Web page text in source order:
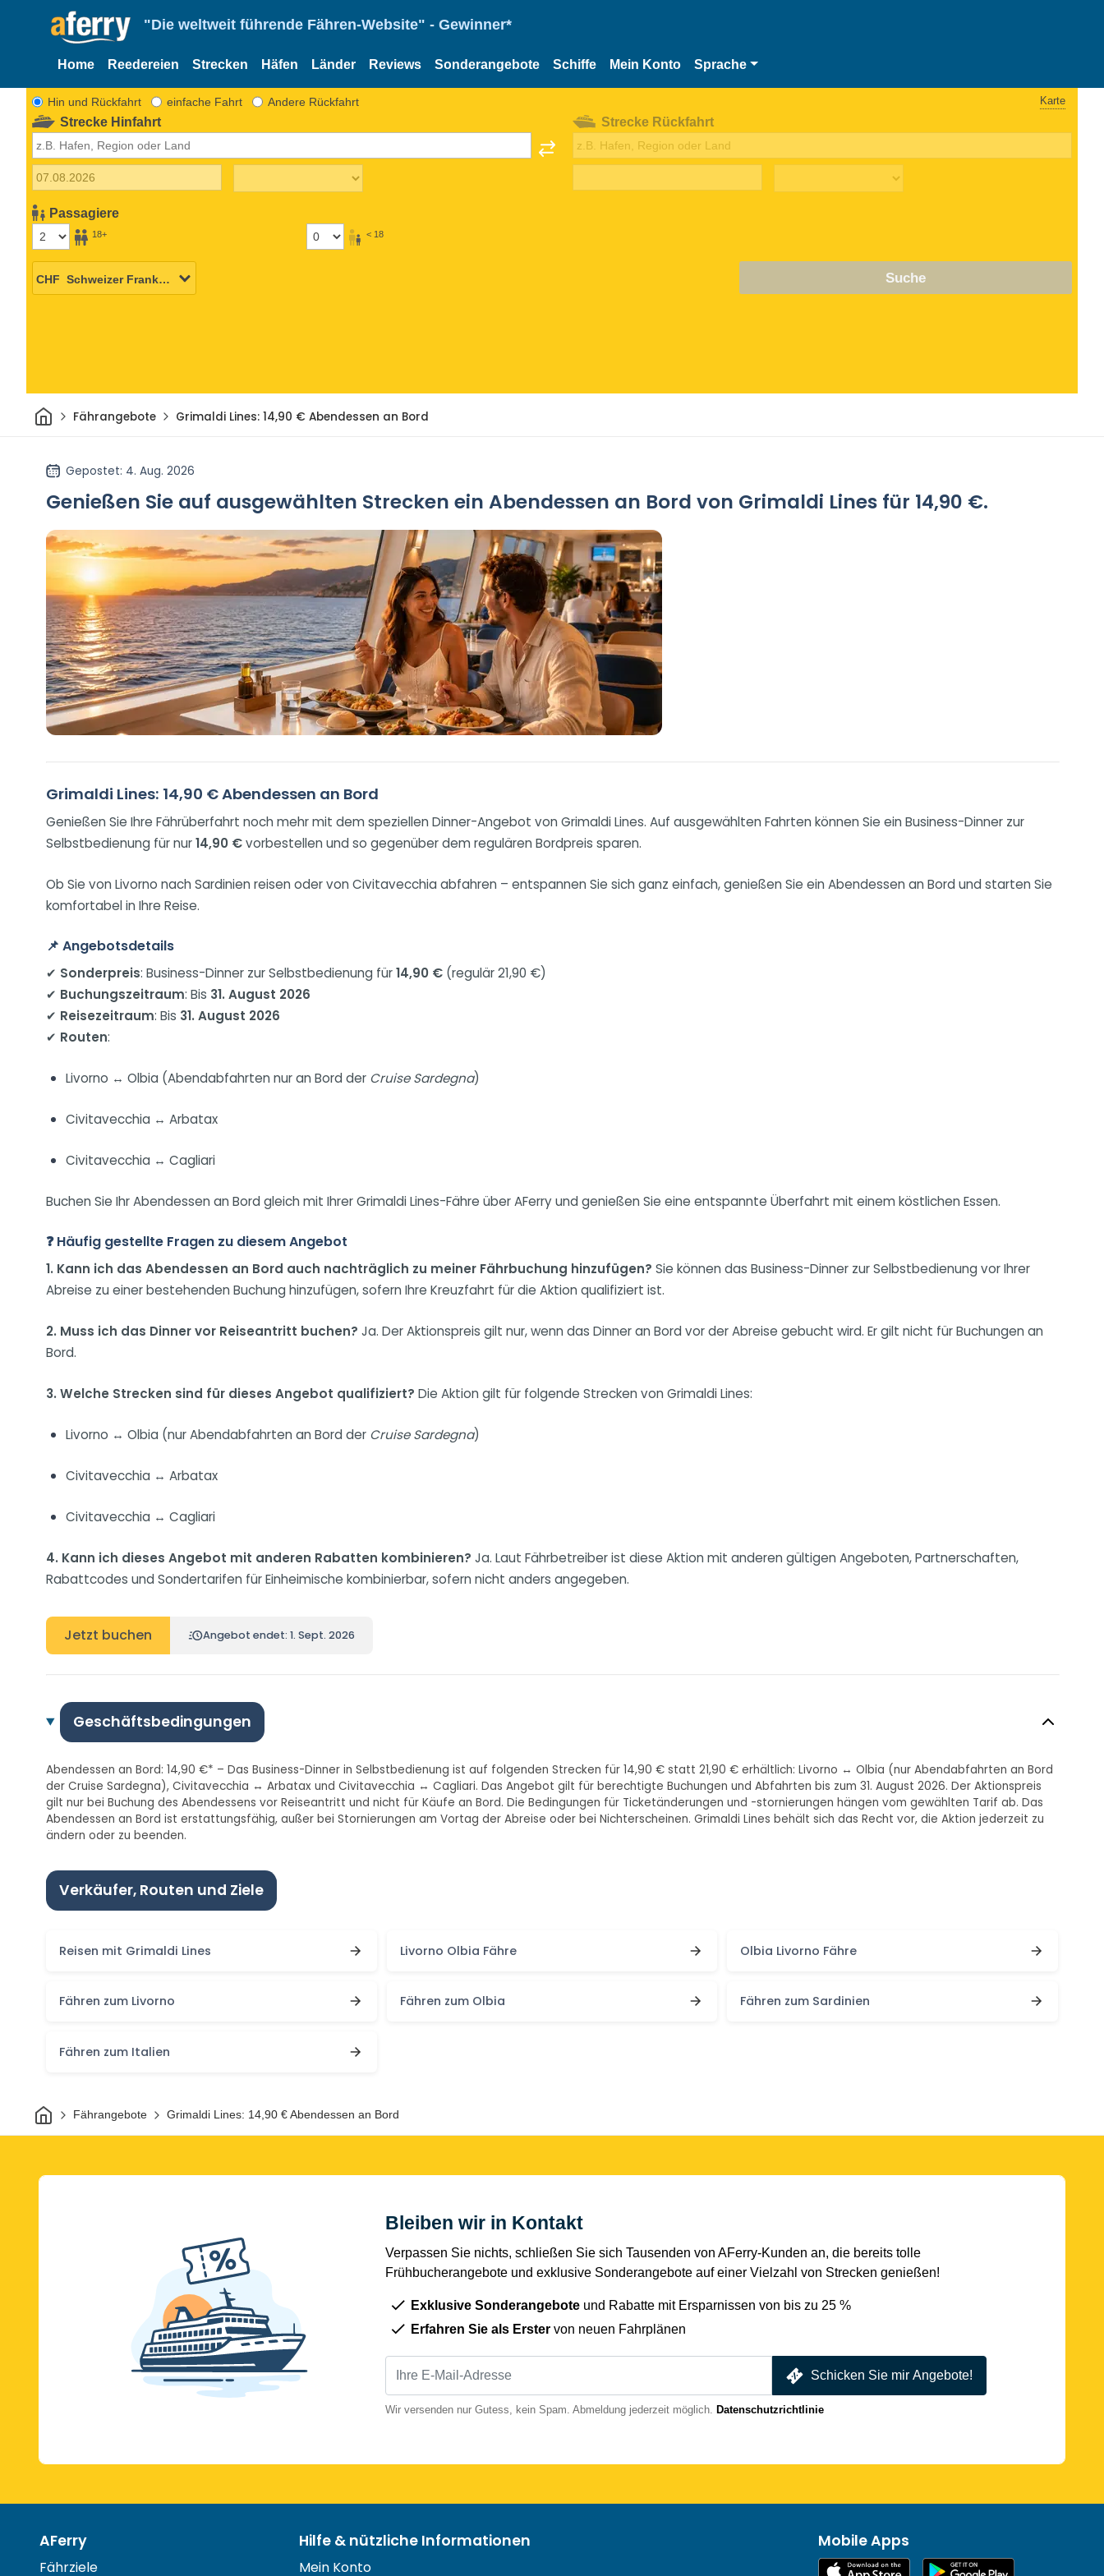
"Die weltweit führende Fähren-Website" - Gewinner*
Home Reedereien Strecken Häfen Länder Reviews Sonderangebote Schiffe Mein Konto Sprache
Hin und Rückfahrt einfache Fahrt Andere Rückfahrt Karte
Strecke Hinfahrt
Passagiere
18+ < 18
Strecke Rückfahrt
Suche
HeimFährangebote Grimaldi Lines: 14,90 € Abendessen an Bord
Gepostet: 4. Aug. 2026
Genießen Sie auf ausgewählten Strecken ein Abendessen an Bord von Grimaldi Lines für 14,90 €.
Grimaldi Lines: 14,90 € Abendessen an Bord
Genießen Sie Ihre Fährüberfahrt noch mehr mit dem speziellen Dinner-Angebot von Grimaldi Lines. Auf ausgewählten Fahrten können Sie ein Business-Dinner zur
Selbstbedienung für nur14,90 €vorbestellen und so gegenüber dem regulären Bordpreis sparen.
Ob Sie von Livorno nach Sardinien reisen oder von Civitavecchia abfahren – entspannen Sie sich ganz einfach, genießen Sie ein Abendessen an Bord und starten Sie
komfortabel in Ihre Reise.
📌 Angebotsdetails
✔ Sonderpreis: Business-Dinner zur Selbstbedienung für14,90 € (regulär 21,90 €)
✔ Buchungszeitraum: Bis 31. August 2026
✔ Reisezeitraum: Bis 31. August 2026
✔ Routen:
Livorno ↔ Olbia (Abendabfahrten nur an Bord der Cruise Sardegna)
Civitavecchia ↔ Arbatax
Civitavecchia ↔ Cagliari
Buchen Sie Ihr Abendessen an Bord gleich mit Ihrer Grimaldi Lines-Fähre über AFerry und genießen Sie eine entspannte Überfahrt mit einem köstlichen Essen.
❓ Häufig gestellte Fragen zu diesem Angebot
1. Kann ich das Abendessen an Bord auch nachträglich zu meiner Fährbuchung hinzufügen? Sie können das Business-Dinner zur Selbstbedienung vor Ihrer
Abreise zu einer bestehenden Buchung hinzufügen, sofern Ihre Kreuzfahrt für die Aktion qualifiziert ist.
2. Muss ich das Dinner vor Reiseantritt buchen? Ja. Der Aktionspreis gilt nur, wenn das Dinner an Bord vor der Abreise gebucht wird. Er gilt nicht für Buchungen an
Bord.
3. Welche Strecken sind für dieses Angebot qualifiziert? Die Aktion gilt für folgende Strecken von Grimaldi Lines:
Livorno ↔ Olbia (nur Abendabfahrten an Bord der Cruise Sardegna)
Civitavecchia ↔ Arbatax
Civitavecchia ↔ Cagliari
4. Kann ich dieses Angebot mit anderen Rabatten kombinieren? Ja. Laut Fährbetreiber ist diese Aktion mit anderen gültigen Angeboten, Partnerschaften,
Rabattcodes und Sondertarifen für Einheimische kombinierbar, sofern nicht anders angegeben.
Jetzt buchen Angebot endet: 1. Sept. 2026
Geschäftsbedingungen
Abendessen an Bord: 14,90 €* – Das Business-Dinner in Selbstbedienung ist auf folgenden Strecken für 14,90 € statt 21,90 € erhältlich: Livorno ↔ Olbia (nur Abendabfahrten an Bord
der Cruise Sardegna), Civitavecchia ↔ Arbatax und Civitavecchia ↔ Cagliari. Das Angebot gilt für berechtigte Buchungen und Abfahrten bis zum 31. August 2026. Der Aktionspreis
gilt nur bei Buchung des Abendessens vor Reiseantritt und nicht für Käufe an Bord. Die Bedingungen für Ticketänderungen und -stornierungen hängen vom gewählten Tarif ab. Das
Abendessen an Bord ist erstattungsfähig, außer bei Stornierungen am Vortag der Abreise oder bei Nichterscheinen. Grimaldi Lines behält sich das Recht vor, die Aktion jederzeit zu
ändern oder zu beenden.
Verkäufer, Routen und Ziele
Reisen mit Grimaldi Lines Livorno Olbia Fähre Olbia Livorno Fähre
Fähren zum Livorno Fähren zum Olbia Fähren zum Sardinien
Fähren zum Italien
HeimFährangebote Grimaldi Lines: 14,90 € Abendessen an Bord
Bleiben wir in Kontakt
Verpassen Sie nichts, schließen Sie sich Tausenden von AFerry-Kunden an, die bereits tolle
Frühbucherangebote und exklusive Sonderangebote auf einer Vielzahl von Strecken genießen!
Exklusive Sonderangebote und Rabatte mit Ersparnissen von bis zu 25 %
Erfahren Sie als Erster von neuen Fahrplänen
Schicken Sie mir Angebote!
Wir versenden nur Gutess, kein Spam. Abmeldung jederzeit möglich. Datenschutzrichtlinie
AFerry
Fährziele
Hilfe & nützliche Informationen
Mein Konto
Mobile Apps